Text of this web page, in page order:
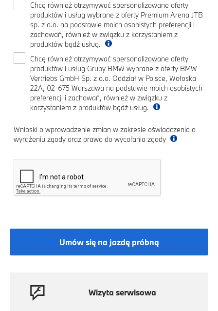
Chcę również otrzymywać spersonalizowane oferty
produktów i usług wybrane z oferty Premium Arena JTB
sp. z o.o. na podstawie moich osobistych preferencji i
zachowań, również w związku z korzystaniem z
produktów bądź usług.
Chcę również otrzymywać spersonalizowane oferty
produktów i usług Grupy BMW wybrane z oferty BMW
Vertriebs GmbH Sp. z o.o. Oddział w Polsce, Wołoska
22A, 02-675 Warszawa na podstawie moich osobistych
preferencji i zachowań, również w związku z
korzystaniem z produktów bądź usług.
Wnioski o wprowadzenie zmian w zakresie oświadczenia o
wyrażeniu zgody oraz prawo do wycofania zgody
Umów się na jazdę próbną
Wizyta serwisowa